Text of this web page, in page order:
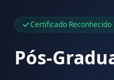
Certificado Reconhecido
Pós-